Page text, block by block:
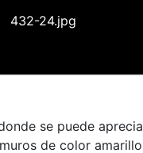
432-24.jpg
se puede
de color